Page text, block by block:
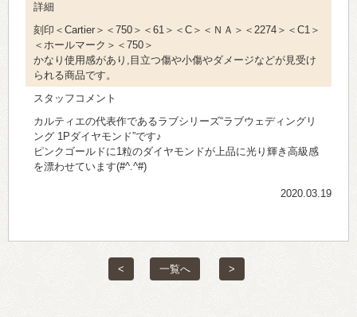
詳細
刻印＜Cartier＞＜750＞＜61＞＜C＞＜ＮＡ＞＜2274＞＜C1＞
＜ホールマーク＞＜750＞
かなり使用感があり,目立つ傷や小傷やダメージなどが見受け
られる商品です。
スタッフコメント
カルティエの代表作であるラブシリーズ“ラブウェディングリ
ング 1Pダイヤモンド”です♪
ピンクゴールドに1粒のダイヤモンドが上品に光り輝き高級感
を漂わせています(#^.^#)
2020.03.19
< 一覧へ >